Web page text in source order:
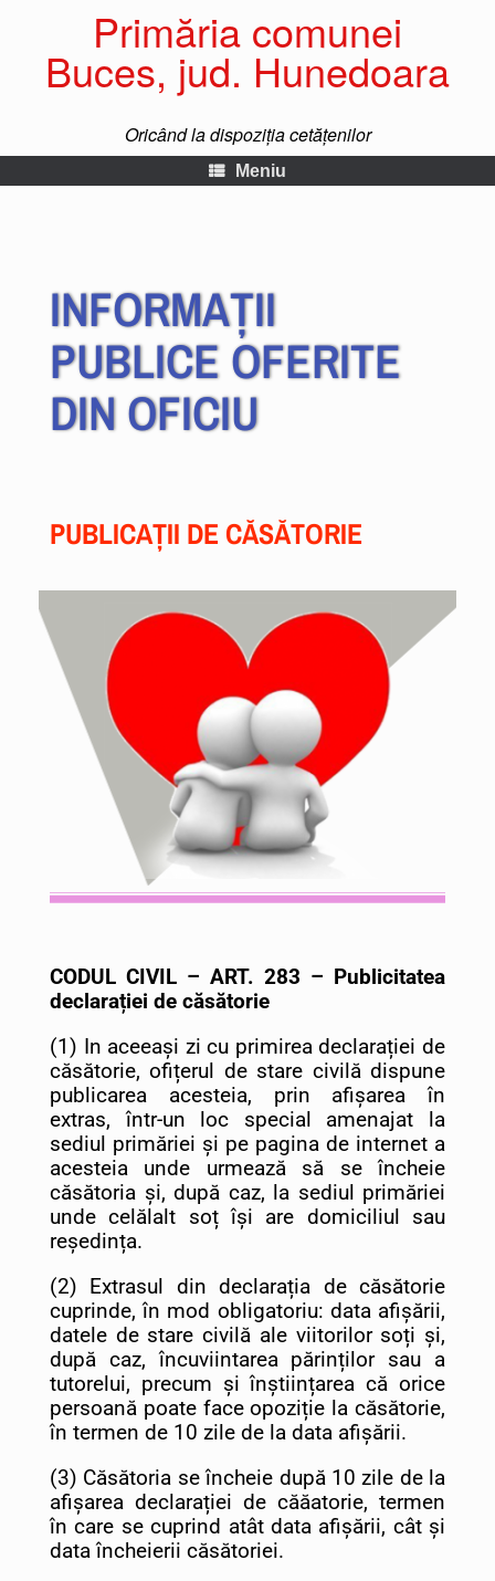
Primăria comunei
Buces, jud. Hunedoara
Oricând la dispoziția cetățenilor
Meniu
INFORMAȚII
PUBLICE OFERITE
DIN OFICIU
PUBLICAȚII DE CĂSĂTORIE
CODUL CIVIL – ART. 283 – Publicitatea
declarației de căsătorie
(1) In aceeași zi cu primirea declarației de
căsătorie, ofițerul de stare civilă dispune
publicarea acesteia, prin afișarea în
extras, într-un loc special amenajat la
sediul primăriei și pe pagina de internet a
acesteia unde urmează să se încheie
căsătoria și, după caz, la sediul primăriei
unde celălalt soț își are domiciliul sau
reședința.
(2) Extrasul din declarația de căsătorie
cuprinde, în mod obligatoriu: data afișării,
datele de stare civilă ale viitorilor soți și,
după caz, încuviintarea părinților sau a
tutorelui, precum și înștiințarea că orice
persoană poate face opoziție la căsătorie,
în termen de 10 zile de la data afișării.
(3) Căsătoria se încheie după 10 zile de la
afișarea declarației de căăatorie, termen
în care se cuprind atât data afișării, cât și
data încheierii căsătoriei.